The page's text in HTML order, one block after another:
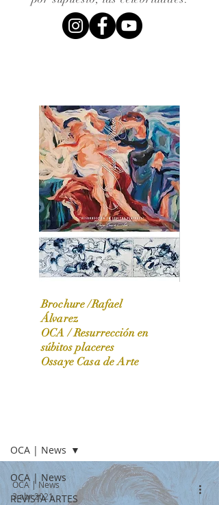
OCA|News 31 / Marzo-Abril / 2024
Brochure /Rafael
Álvarez
OCA /Resurrección en
súbitos placeres
Ossaye Casa de Arte
OCA | News
REVISTA ARTES
OCA | News
OCA | News
3 abr 2021